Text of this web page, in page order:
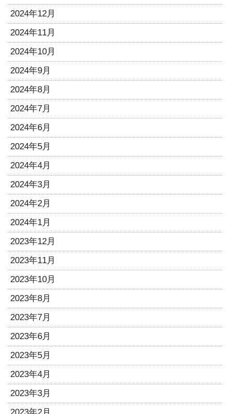
2024年12月
2024年11月
2024年10月
2024年9月
2024年8月
2024年7月
2024年6月
2024年5月
2024年4月
2024年3月
2024年2月
2024年1月
2023年12月
2023年11月
2023年10月
2023年8月
2023年7月
2023年6月
2023年5月
2023年4月
2023年3月